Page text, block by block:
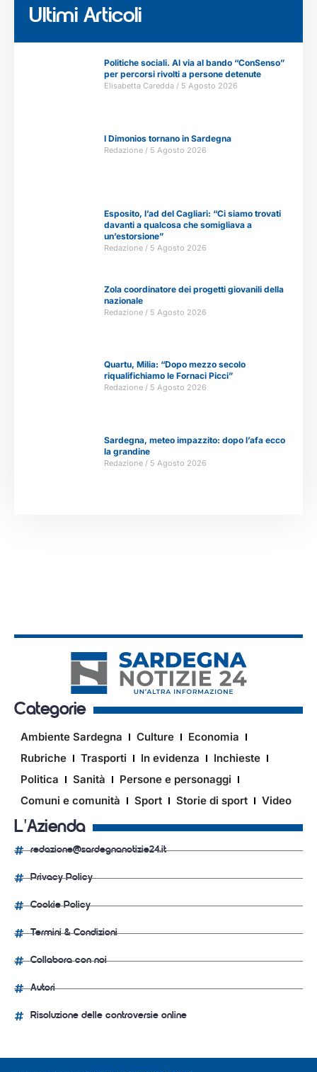
Ultimi Articoli
Politiche sociali. Al via al bando “ConSenso”
per percorsi rivolti a persone detenute
Elisabetta Caredda 5 Agosto 2026
I Dimonios tornano in Sardegna
Redazione 5 Agosto 2026
Esposito, l’ad del Cagliari: “Ci siamo trovati
davanti a qualcosa che somigliava a
un’estorsione”
Redazione 5 Agosto 2026
Zola coordinatore dei progetti giovanili della
nazionale
Redazione 5 Agosto 2026
Quartu, Milia: “Dopo mezzo secolo
riqualifichiamo le Fornaci Picci”
Redazione 5 Agosto 2026
Sardegna, meteo impazzito: dopo l’afa ecco
la grandine
Redazione 5 Agosto 2026
Categorie
Ambiente Sardegna Culture
Economia
Rubriche
Trasporti In evidenza
Inchieste
Politica
Sanità
Persone e personaggi
Comuni e comunità
Sport Storie di sport Video
L'Azienda
redazione@sardegnanotizie24.it
Privacy Policy
Cookie Policy
Termini & Condizioni
Collabora con noi
Autori
Risoluzione delle controversie online